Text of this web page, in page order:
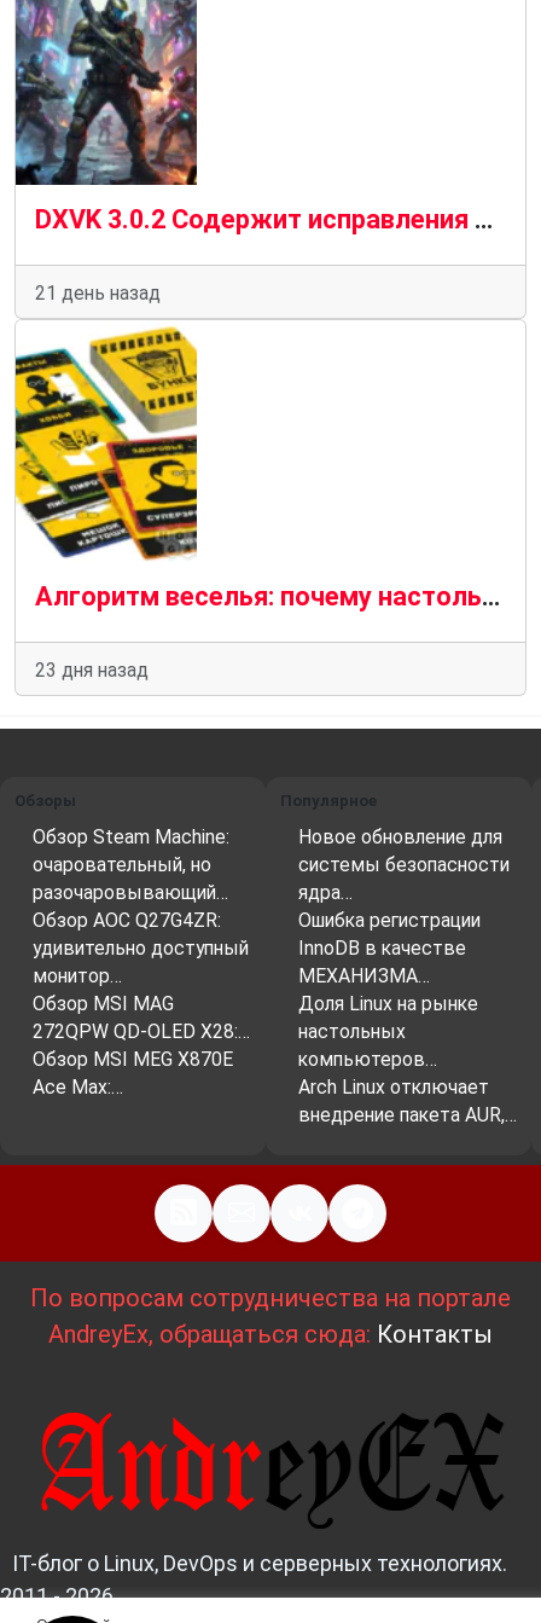
DXVK 3.0.2 Содержит исправления для Dying Light: The Beast, Halo CE, Overwatch и многого другого
21 день назад
Алгоритм веселья: почему настольные игры и программирование — родственные души
23 дня назад
Обзоры
Обзор Steam Machine:
очаровательный, но
разочаровывающий…
Обзор AOC Q27G4ZR:
удивительно доступный
монитор…
Обзор MSI MAG
272QPW QD-OLED X28:…
Обзор MSI MEG X870E
Ace Max:…
Популярное
Новое обновление для
системы безопасности
ядра…
Ошибка регистрации
InnoDB в качестве
МЕХАНИЗМА…
Доля Linux на рынке
настольных
компьютеров…
Arch Linux отключает
внедрение пакета AUR,…
По вопросам сотрудничества на портале
AndreyEx, обращаться сюда: Контакты
IT-блог о Linux, DevOps и серверных технологиях.
2011 - 2026